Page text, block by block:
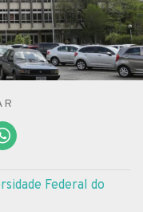
Federal do